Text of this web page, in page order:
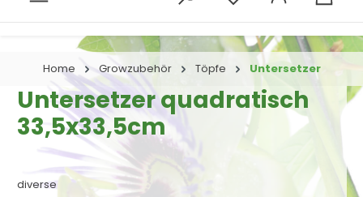
Home Growzubehör Töpfe Untersetzer
Untersetzer quadratisch
33,5x33,5cm
diverse